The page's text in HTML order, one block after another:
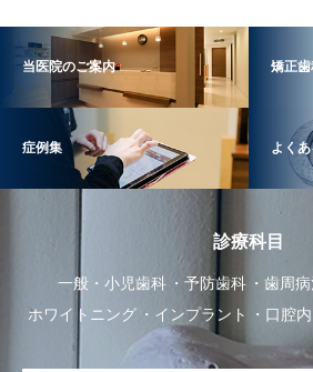
当医院のご案内 矯正
症例集 よく
診療科目
一般・小児歯科 予防歯科 歯周
ホワイトニング
インプラント 口腔